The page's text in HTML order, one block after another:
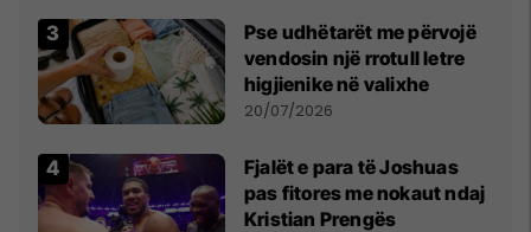
Pse udhëtarët me përvojë
vendosin një rrotull letre
higjienike në valixhe
20/07/2026
Fjalët e para të Joshuas
pas fitores me nokaut ndaj
Kristian Prengës